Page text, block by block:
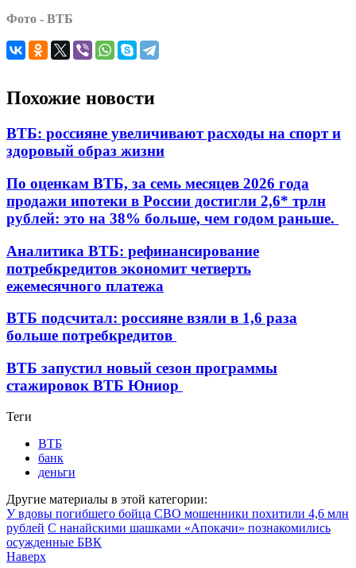
Фото - ВТБ
Похожие новости
ВТБ: россияне увеличивают расходы на спорт и
здоровый образ жизни
По оценкам ВТБ, за семь месяцев 2026 года
продажи ипотеки в России достигли 2,6* трлн
рублей: это на 38% больше, чем годом раньше.
Аналитика ВТБ: рефинансирование
потребкредитов экономит четверть
ежемесячного платежа
ВТБ подсчитал: россияне взяли в 1,6 раза
больше потребкредитов
ВТБ запустил новый сезон программы
стажировок ВТБ Юниор
Теги
ВТБ
банк
деньги
Другие материалы в этой категории:
У вдовы погибшего бойца СВО мошенники похитили 4,6 млн
рублей С нанайскими шашками «Апокачи» познакомились
осужденные БВК
Наверх